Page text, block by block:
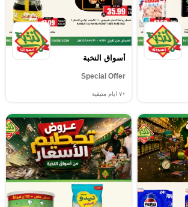
أسواق النخبة
Special Offer
+٧ ايام متبقية